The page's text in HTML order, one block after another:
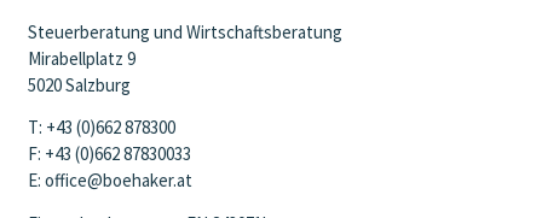
Steuerberatung und Wirtschaftsberatung
Mirabellplatz 9
5020 Salzburg
T: +43 (0)662 878300
F: +43 (0)662 87830033
E: office@boehaker.at